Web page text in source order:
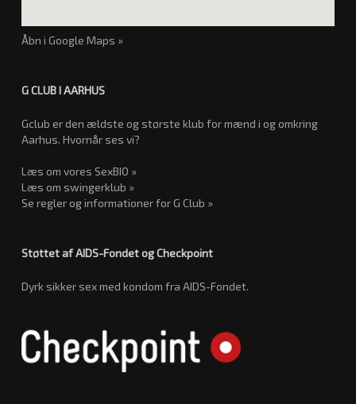
Åbn i Google Maps »
G CLUB I AARHUS
Gclub er den ældste og største klub for mænd i og omkring
Aarhus. Hvornår ses vi?
Læs om vores SexBIO »
Læs om swingerklub »
Se regler og informationer for G Club »
Støttet af AIDS-Fondet og Checkpoint
Dyrk sikker sex med kondom fra AIDS-Fondet.